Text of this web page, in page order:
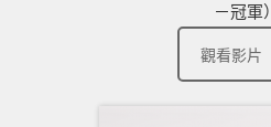
－冠軍）
觀看影片